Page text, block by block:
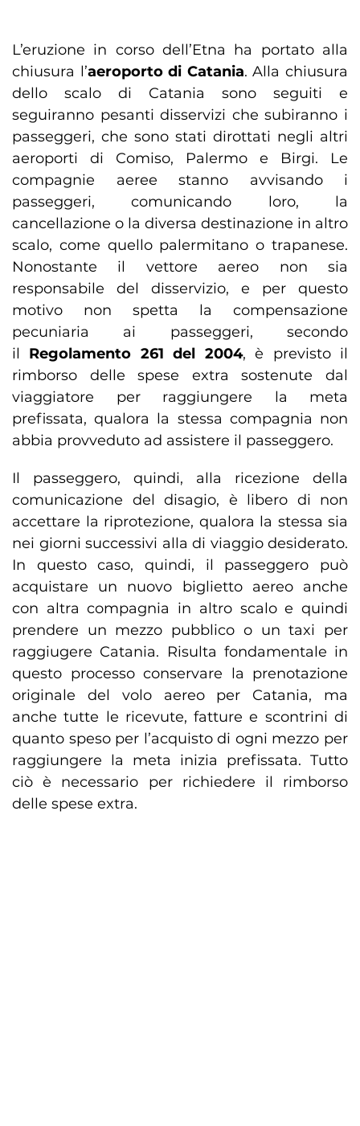
L’eruzione in corso dell’Etna ha portato alla
chiusura l’aeroporto di Catania. Alla chiusura
dello scalo di Catania sono seguiti e
seguiranno pesanti disservizi che subiranno i
passeggeri, che sono stati dirottati negli altri
aeroporti di Comiso, Palermo e Birgi. Le
compagnie aeree stanno avvisando i
passeggeri, comunicando loro, la
cancellazione o la diversa destinazione in altro
scalo, come quello palermitano o trapanese.
Nonostante il vettore aereo non sia
responsabile del disservizio, e per questo
motivo non spetta la compensazione
pecuniaria ai passeggeri, secondo
il Regolamento 261 del 2004, è previsto il
rimborso delle spese extra sostenute dal
viaggiatore per raggiungere la meta
prefissata, qualora la stessa compagnia non
abbia provveduto ad assistere il passeggero.
Il passeggero, quindi, alla ricezione della
comunicazione del disagio, è libero di non
accettare la riprotezione, qualora la stessa sia
nei giorni successivi alla di viaggio desiderato.
In questo caso, quindi, il passeggero può
acquistare un nuovo biglietto aereo anche
con altra compagnia in altro scalo e quindi
prendere un mezzo pubblico o un taxi per
raggiugere Catania. Risulta fondamentale in
questo processo conservare la prenotazione
originale del volo aereo per Catania, ma
anche tutte le ricevute, fatture e scontrini di
quanto speso per l’acquisto di ogni mezzo per
raggiungere la meta inizia prefissata. Tutto
ciò è necessario per richiedere il rimborso
delle spese extra.